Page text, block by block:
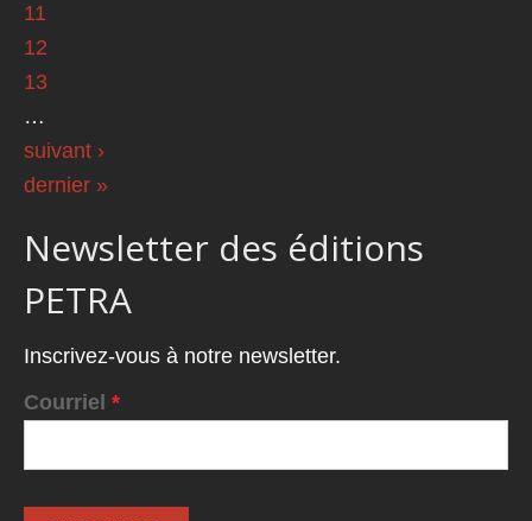
11
12
13
…
suivant ›
dernier »
Newsletter des éditions
PETRA
Inscrivez-vous à notre newsletter.
Courriel *